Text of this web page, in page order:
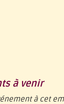
à venir
à cet